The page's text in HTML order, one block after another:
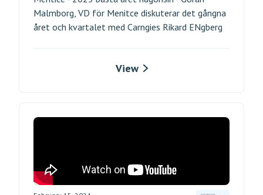
Malmborg, VD för Menitce diskuterar det gångna
året och kvartalet med Carngies Rikard ENgberg
View